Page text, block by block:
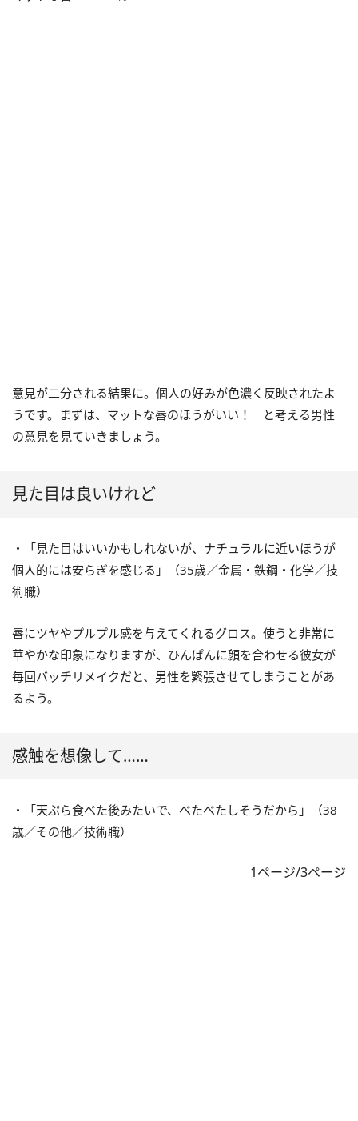
意見が二分される結果に。個人の好みが色濃く反映されたよ
うです。まずは、マットな唇のほうがいい！ と考える男性
の意見を見ていきましょう。
見た目は良いけれど
・「見た目はいいかもしれないが、ナチュラルに近いほうが
個人的には安らぎを感じる」（35歳／金属・鉄鋼・化学／技
術職）
唇にツヤやプルプル感を与えてくれるグロス。使うと非常に
華やかな印象になりますが、ひんぱんに顔を合わせる彼女が
毎回バッチリメイクだと、男性を緊張させてしまうことがあ
るよう。
感触を想像して……
・「天ぷら食べた後みたいで、べたべたしそうだから」（38
歳／その他／技術職）
1ページ/3ページ